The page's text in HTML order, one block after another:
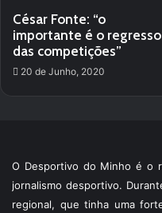
César Fonte: “o
importante é o regresso
das competições”
20 de Junho, 2020
O Desportivo do Minho é o
jornalismo desportivo.
regional, que tinha uma